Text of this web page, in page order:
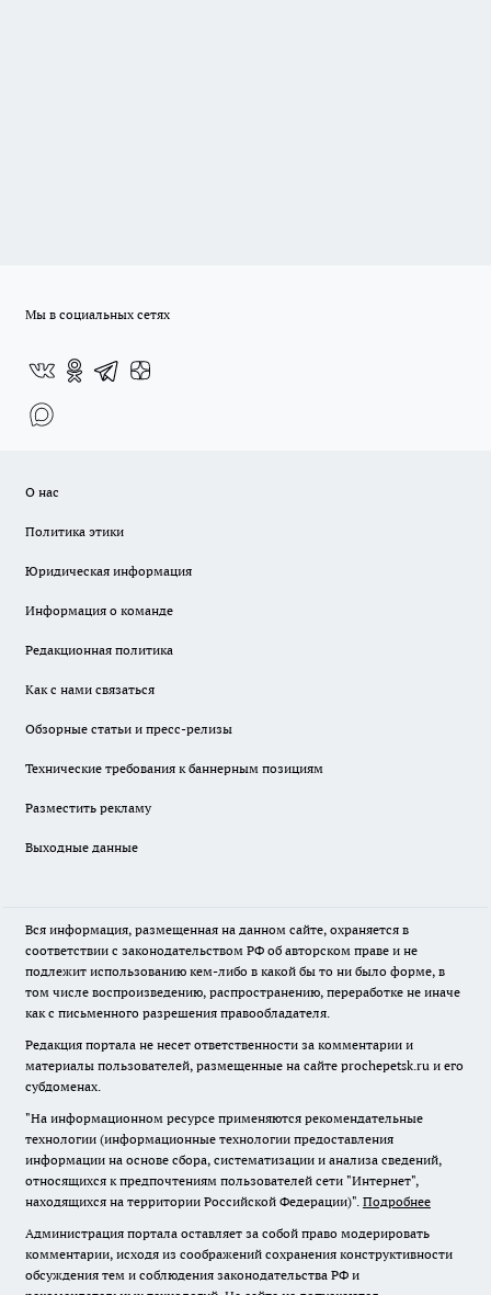
Мы в социальных сетях
О нас
Политика этики
Юридическая информация
Информация о команде
Редакционная политика
Как с нами связаться
Обзорные статьи и пресс-релизы
Технические требования к баннерным позициям
Разместить рекламу
Выходные данные
Вся информация, размещенная на данном сайте, охраняется в
соответствии с законодательством РФ об авторском праве и не
подлежит использованию кем-либо в какой бы то ни было форме, в
том числе воспроизведению, распространению, переработке не иначе
как с письменного разрешения правообладателя.
Редакция портала не несет ответственности за комментарии и
материалы пользователей, размещенные на сайте prochepetsk.ru и его
субдоменах.
"На информационном ресурсе применяются рекомендательные
технологии (информационные технологии предоставления
информации на основе сбора, систематизации и анализа сведений,
относящихся к предпочтениям пользователей сети "Интернет",
находящихся на территории Российской Федерации)". Подробнее
Администрация портала оставляет за собой право модерировать
комментарии, исходя из соображений сохранения конструктивности
обсуждения тем и соблюдения законодательства РФ и